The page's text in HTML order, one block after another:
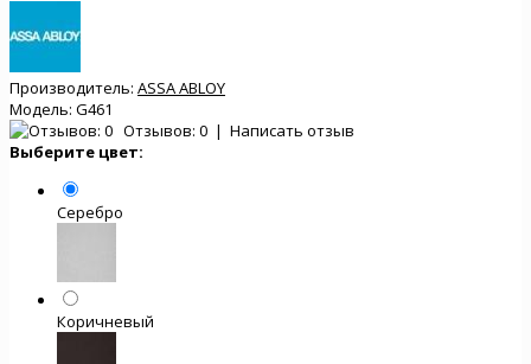
Производитель: ASSA ABLOY
Модель: G461
Отзывов: 0 | Написать отзыв
Выберите цвет:
Серебро
Коричневый